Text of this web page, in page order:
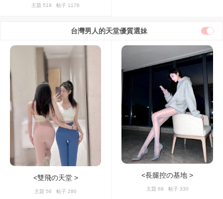
主題 518 帖子 1176
台灣男人的天堂優質選妹
<雙飛の天堂 >
主題 56 帖子 280
<長腿控の基地 >
主題 68 帖子 330